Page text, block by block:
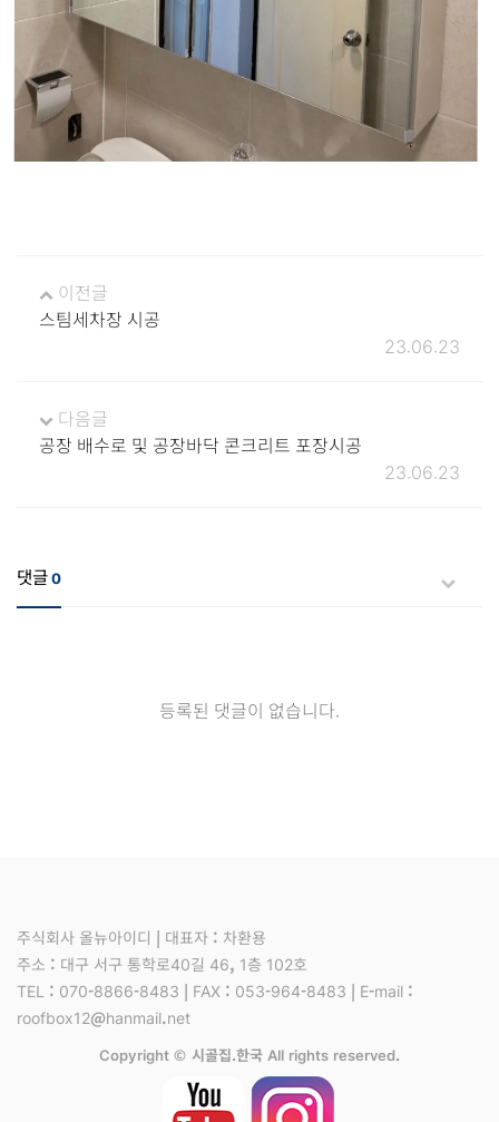
이전글
스팀세차장 시공
23.06.23
다음글
공장 배수로 및 공장바닥 콘크리트 포장시공
23.06.23
댓글0
등록된 댓글이 없습니다.
주식회사 올뉴아이디 | 대표자 : 차환용
주소 : 대구 서구 통학로40길 46, 1층 102호
TEL : 070-8866-8483 | FAX : 053-964-8483 | E-mail :
roofbox12@hanmail.net
Copyright © 시골집.한국 All rights reserved.